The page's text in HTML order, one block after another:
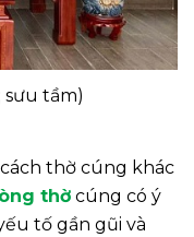
sưu tầm)
thờ cúng khác
thờ cúng có ý
tố gần gũi và